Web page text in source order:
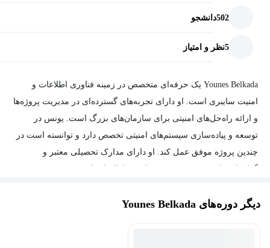
502دانشجو
5نظر و امتیاز
Younes Belkada یک حرفه‌ای متخصص در زمینه فناوری اطلاعات و
امنیت سایبری است. او دارای تجربه‌های گسترده‌ای در مدیریت پروژه‌ها
و ارائه راه‌حل‌های امنیتی برای سازمان‌های بزرگ است. یونس در
توسعه و پیاده‌سازی سیستم‌های امنیتی تخصص دارد و توانسته است در
چندین پروژه موفق عمل کند. او دارای مدارک تحصیلی معتبر و
دیگر دوره‌های Younes Belkada